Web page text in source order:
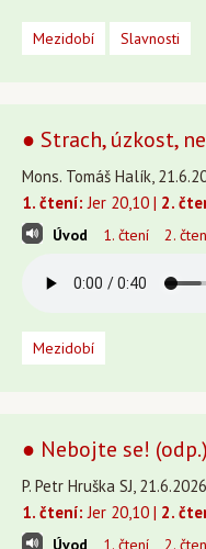
Mezidobí Slavnosti
● Strach, úzkost,
Mons. Tomáš Halík,
1. čtení: Jer 20,10 | 2.
Úvod 1. čtení 2.
Mezidobí
● Nebojte se! (odp.)
P. Petr Hruška SJ,
1. čtení: Jer 20,10 | 2.
Úvod 1. čtení 2.